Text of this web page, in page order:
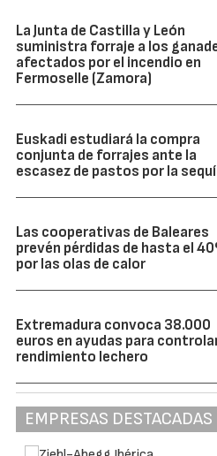
La Junta de Castilla y León
suministra forraje a los
afectados por el incendio en
Fermoselle (Zamora)
Euskadi estudiará la compra
conjunta de forrajes ante la
escasez de pastos por la
Las cooperativas de Baleares
prevén pérdidas de hasta el
por las olas de calor
Extremadura convoca 38.000
euros en ayudas para
rendimiento lechero
EMPRESAS DESTACADAS